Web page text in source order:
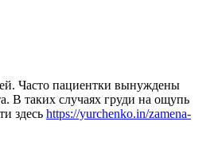
Часто пациентки вынуждены
В таких случаях груди на ощупь
здесь https://yurchenko.in/zamena-